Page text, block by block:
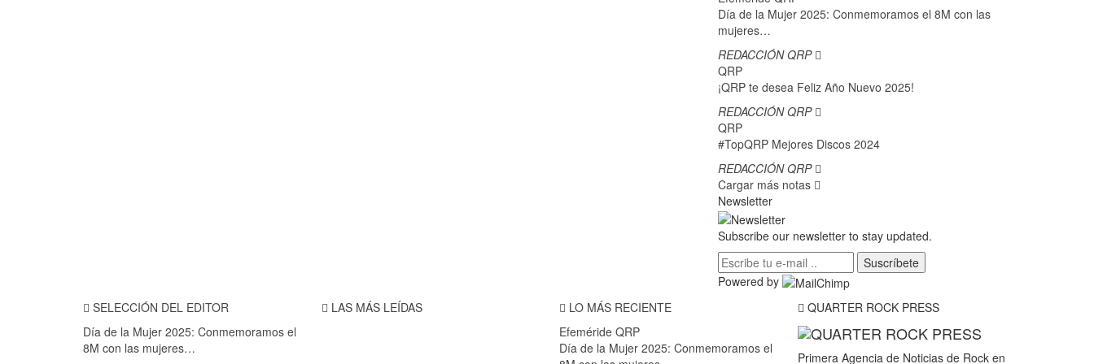
Día de la Mujer 2025: Conmemoramos el 8M con las
mujeres…
REDACCIÓN QRP
QRP
¡QRP te desea Feliz Año Nuevo 2025!
REDACCIÓN QRP
QRP
#TopQRP Mejores Discos 2024
REDACCIÓN QRP
Cargar más notas
Newsletter
Subscribe our newsletter to stay updated.
Suscríbete
Powered by
SELECCIÓN DEL EDITOR
Día de la Mujer 2025: Conmemoramos el
8M con las mujeres…
LAS MÁS LEÍDAS
LO MÁS RECIENTE
Efeméride QRP
Día de la Mujer 2025: Conmemoramos el
QUARTER ROCK PRESS
Primera Agencia de Noticias de Rock en